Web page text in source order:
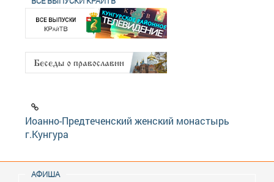
Иоанно-Предтеченский женский монастырь
г.Кунгура
АФИША